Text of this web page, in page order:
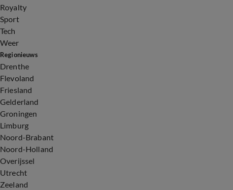
Royalty
Sport
Tech
Weer
Regionieuws
Drenthe
Flevoland
Friesland
Gelderland
Groningen
Limburg
Noord-Brabant
Noord-Holland
Overijssel
Utrecht
Zeeland